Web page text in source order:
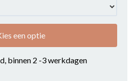
een optie
binnen 2 -3 werkdagen